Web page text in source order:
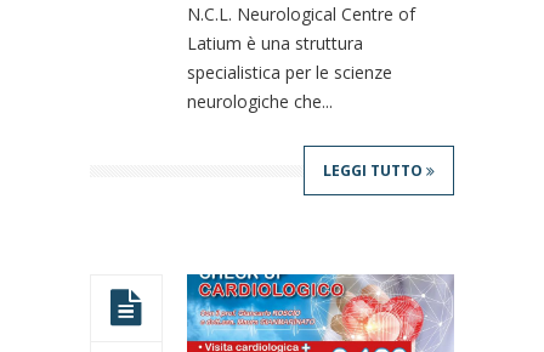
N.C.L. Neurological Centre of
Latium è una struttura
specialistica per le scienze
neurologiche che...
LEGGI TUTTO